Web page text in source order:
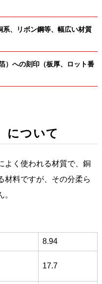
、リボン鋼等、幅広い材質
）への刻印（板厚、ロット番
について
よく使われる材質で、銅
材料ですが、その分柔ら
8.94
17.7